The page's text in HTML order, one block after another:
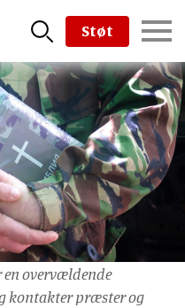
Støt
en overvældende
kontakter præster og